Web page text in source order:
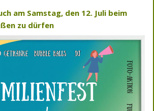
am Samstag, den 12. Juli beim
zu dürfen